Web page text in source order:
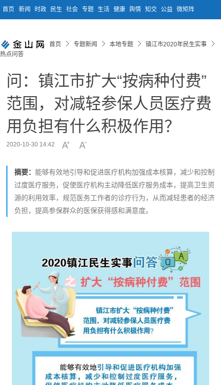
首页 新闻 时政 民生 社会 专题 生活 健康 舆情 知交 公益 微矩阵
首页 专题新闻 本地专题
镇江市2020年民生实事
热点问答
问：镇江市扩大“按病种付费”
范围，对减轻参保人员医疗费
用负担有什么积极作用？
2020-10-30 14:42
摘要： 能够有效地引导和促进医疗机构加强成本核算，减少和控制
过度医疗服务，促使医疗机构主动降低医疗服务成本，提高卫生资
源的利用效率，规范医务工作者的诊疗行为，从而减轻患者的经济
负担，提高参保群众的医保获得感和满意度。